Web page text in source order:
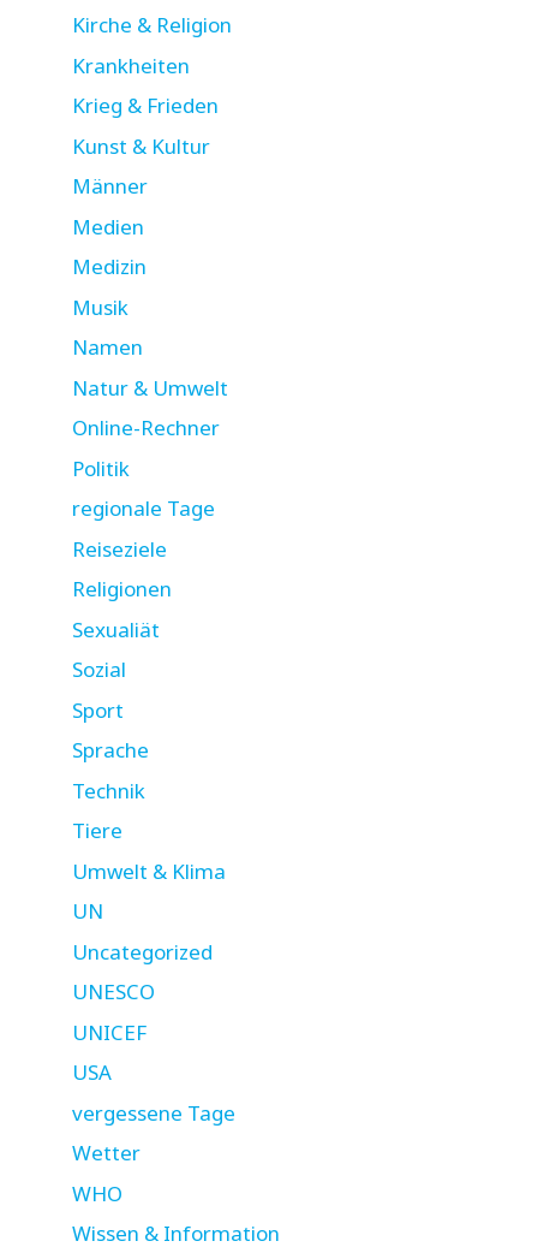
Kirche & Religion
Krankheiten
Krieg & Frieden
Kunst & Kultur
Männer
Medien
Medizin
Musik
Namen
Natur & Umwelt
Online-Rechner
Politik
regionale Tage
Reiseziele
Religionen
Sexualiät
Sozial
Sport
Sprache
Technik
Tiere
Umwelt & Klima
UN
Uncategorized
UNESCO
UNICEF
USA
vergessene Tage
Wetter
WHO
Wissen & Information